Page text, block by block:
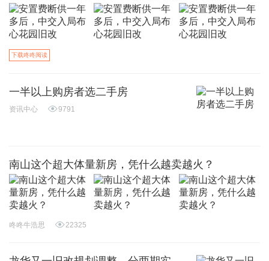
下载咚咚阅读
一半以上购房者选二手房
资讯中心 9791
南山这个超大体量新房，凭什么越卖越火？
咚咚牛浩思 22325